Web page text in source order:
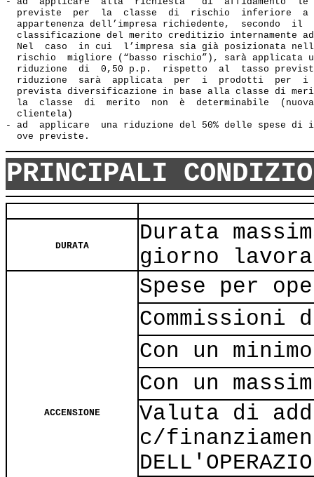
previste  per  la  classe  di  rischio  inferiore
appartenenza dell’impresa richiedente,  secondo  il
classificazione del merito creditizio internamente
Nel  caso  in cui  l’impresa sia già posizionata
rischio  migliore (“basso rischio”), sarà applicata
riduzione  di  0,50 p.p.  rispetto  al  tasso
riduzione  sarà  applicata  per  i  prodotti  per
prevista diversificazione in base alla classe di
la  classe  di  merito  non  è  determinabile
  clientela)
- ad  applicare  una riduzione del 50% delle spese
PRINCIPALI
DURATA
Durata
giorno
ACCENSIONE
Spese per
Con un
Con un
Valuta di
c/